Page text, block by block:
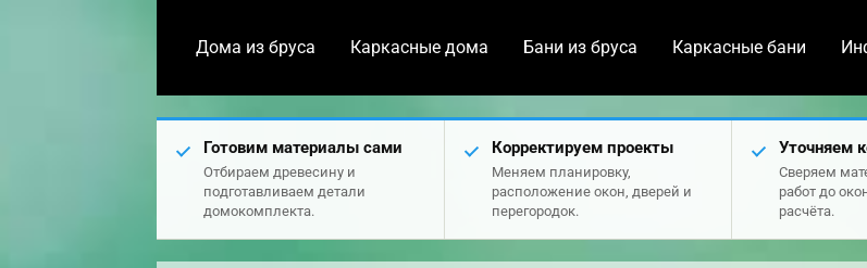
Дома из бруса Каркасные дома Бани из бруса Каркасные бани
Готовим материалы сами
Отбираем древесину и
подготавливаем детали
домокомплекта.
Корректируем проекты
Меняем планировку,
расположение окон, дверей и
перегородок.
Уточняем
Сверяем
работ до
расчёта.